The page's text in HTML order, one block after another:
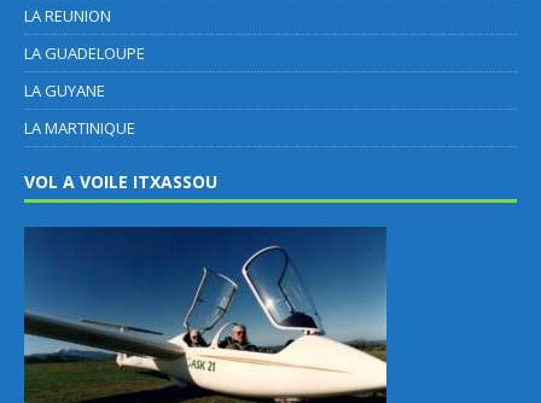
LA REUNION
LA GUADELOUPE
LA GUYANE
LA MARTINIQUE
VOL A VOILE ITXASSOU